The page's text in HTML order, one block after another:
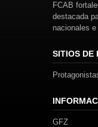
FCAB
destacada
nacionales
SITIOS DE
GFZ